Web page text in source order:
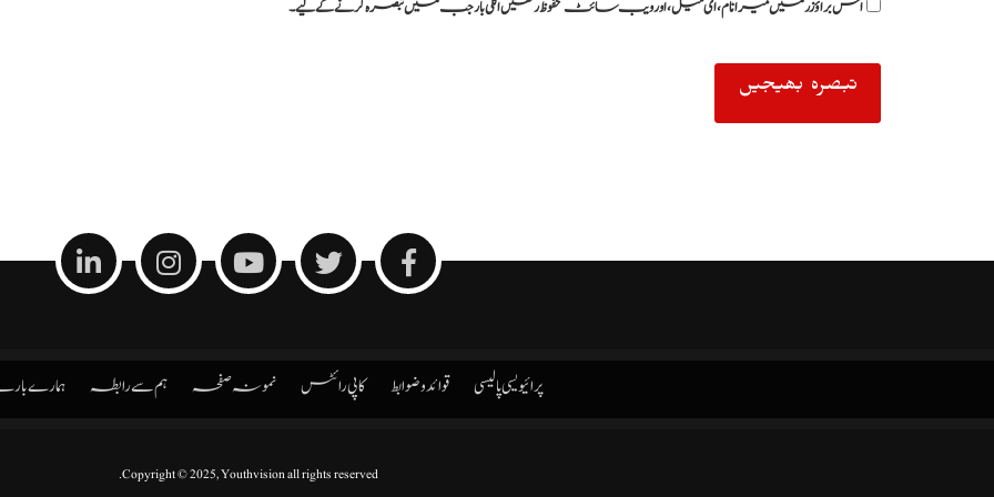
اس براؤزر میں میرا نام، ای میل، اور ویب سائٹ محفوظ رکھیں اگلی بار جب میں تبصرہ کرنے کےلیے۔
پرائیویسی پالیسی قوائد و ضوابط کاپی رائٹس نمونہ صفحہ ہم سے رابطہ ہمارے
Copyright © 2025, Youthvision all rights reserved.